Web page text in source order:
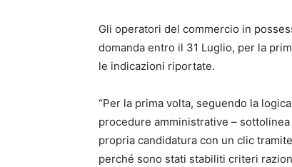
Gli operatori del commercio in
domanda entro il 31 Luglio, per la
le indicazioni riportate.
“Per la prima volta, seguendo la
procedure amministrative –
propria candidatura con un clic
perché sono stati stabiliti criteri